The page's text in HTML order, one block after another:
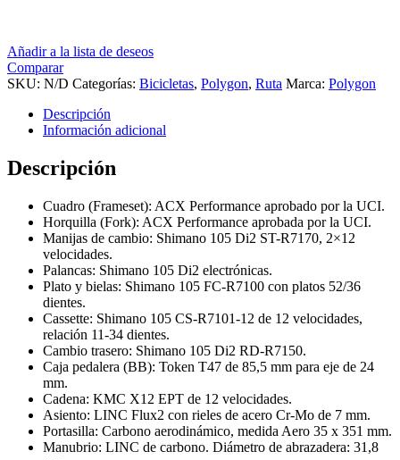
Añadir a la lista de deseos
Comparar
SKU: N/D Categorías: Bicicletas, Polygon, Ruta Marca: Polygon
Descripción
Información adicional
Descripción
Cuadro (Frameset): ACX Performance aprobado por la UCI.
Horquilla (Fork): ACX Performance aprobada por la UCI.
Manijas de cambio: Shimano 105 Di2 ST-R7170, 2×12
velocidades.
Palancas: Shimano 105 Di2 electrónicas.
Plato y bielas: Shimano 105 FC-R7100 con platos 52/36
dientes.
Cassette: Shimano 105 CS-R7101-12 de 12 velocidades,
relación 11-34 dientes.
Cambio trasero: Shimano 105 Di2 RD-R7150.
Caja pedalera (BB): Token T47 de 85,5 mm para eje de 24
mm.
Cadena: KMC X12 EPT de 12 velocidades.
Asiento: LINC Flux2 con rieles de acero Cr-Mo de 7 mm.
Portasilla: Carbono aerodinámico, medida Aero 35 x 351 mm.
Manubrio: LINC de carbono. Diámetro de abrazadera: 31,8